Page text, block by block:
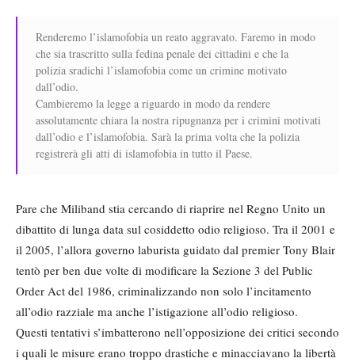
Renderemo l’islamofobia un reato aggravato. Faremo in modo
che sia trascritto sulla fedina penale dei cittadini e che la
polizia sradichi l’islamofobia come un crimine motivato
dall’odio.
Cambieremo la legge a riguardo in modo da rendere
assolutamente chiara la nostra ripugnanza per i crimini motivati
dall’odio e l’islamofobia. Sarà la prima volta che la polizia
registrerà gli atti di islamofobia in tutto il Paese.
Pare che Miliband stia cercando di riaprire nel Regno Unito un
dibattito di lunga data sul cosiddetto odio religioso. Tra il 2001 e
il 2005, l’allora governo laburista guidato dal premier Tony Blair
tentò per ben due volte di modificare la Sezione 3 del Public
Order Act del 1986, criminalizzando non solo l’incitamento
all’odio razziale ma anche l’istigazione all’odio religioso.
Questi tentativi s’imbatterono nell’opposizione dei critici secondo
i quali le misure erano troppo drastiche e minacciavano la libertà